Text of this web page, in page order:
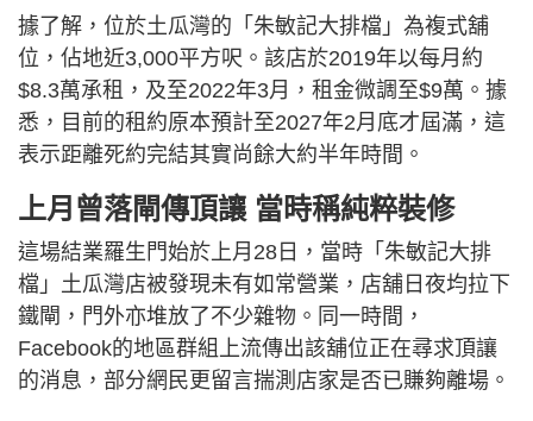
據了解，位於土瓜灣的「朱敏記大排檔」為複式舖
位，佔地近3,000平方呎。該店於2019年以每月約
$8.3萬承租，及至2022年3月，租金微調至$9萬。據
悉，目前的租約原本預計至2027年2月底才屆滿，這
表示距離死約完結其實尚餘大約半年時間。
上月曾落閘傳頂讓 當時稱純粹裝修
這場結業羅生門始於上月28日，當時「朱敏記大排
檔」土瓜灣店被發現未有如常營業，店舖日夜均拉下
鐵閘，門外亦堆放了不少雜物。同一時間，
Facebook的地區群組上流傳出該舖位正在尋求頂讓
的消息，部分網民更留言揣測店家是否已賺夠離場。